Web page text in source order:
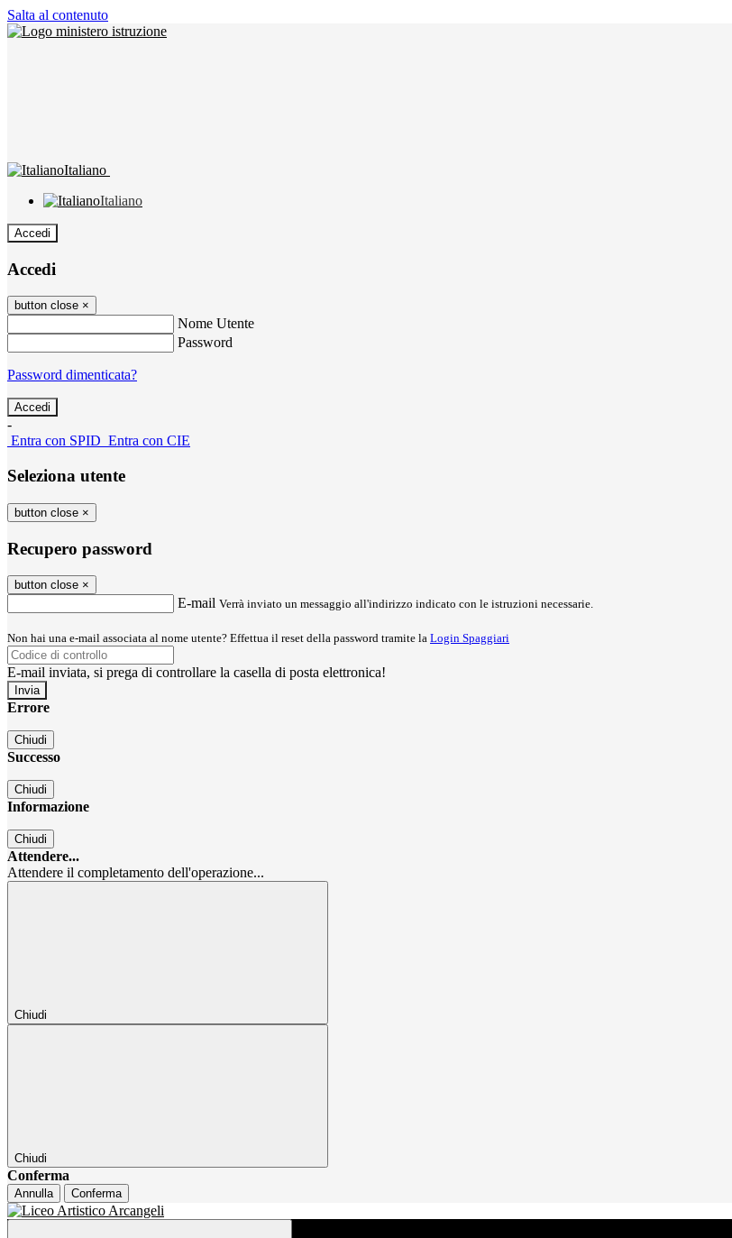
Salta al contenuto
Italiano
Italiano
Accedi
Accedi
button close ×
Nome Utente
Password
Password dimenticata?
-
Entra con SPID Entra con CIE
Seleziona utente
button close ×
Recupero password
button close ×
E-mail Verrà inviato un messaggio all'indirizzo indicato con le istruzioni necessarie.
Non hai una e-mail associata al nome utente? Effettua il reset della password tramite la Login Spaggiari
E-mail inviata, si prega di controllare la casella di posta elettronica!
Errore
Chiudi
Successo
Chiudi
Informazione
Chiudi
Attendere...
Attendere il completamento dell'operazione...
Chiudi
Chiudi
Conferma
Annulla Conferma